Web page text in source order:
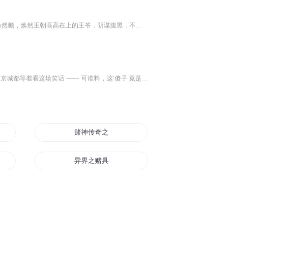
洛清颜，一个自小被父亲漠视，母亲的去世让她断情绝义。 焕然瞻，焕然王朝高高在上的王爷，阴谋腹黑，不按常理出牌的他被人称“妖孽” 妖孽男遇到冷漠女。 他又是怎样一步步的融化她的心。一开始由阴谋建议上的爱情能否长久？ 欺骗、背叛、彻底的绝望后，两人又究竟面临怎样的结局？ 分手？还是长久？
《冷王追妻：丑妻觉醒》专辑简介 “半脸疤痕的傻子配冷峻王爷？全京城都等着看这场笑话 —— 可谁料，这‘傻子’竟是穿越来的硬核学霸！”南北朝宰相府的二小姐唐媚柯，自幼毁容痴傻，被嫡姐、贵女们当作丫鬟使唤：倒茶、扇扇、爬高树，稍有不从就拿宫宴名...
赌神传奇之天地至尊
异界之赌具人生